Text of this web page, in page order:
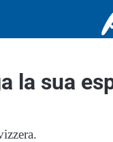
la sua